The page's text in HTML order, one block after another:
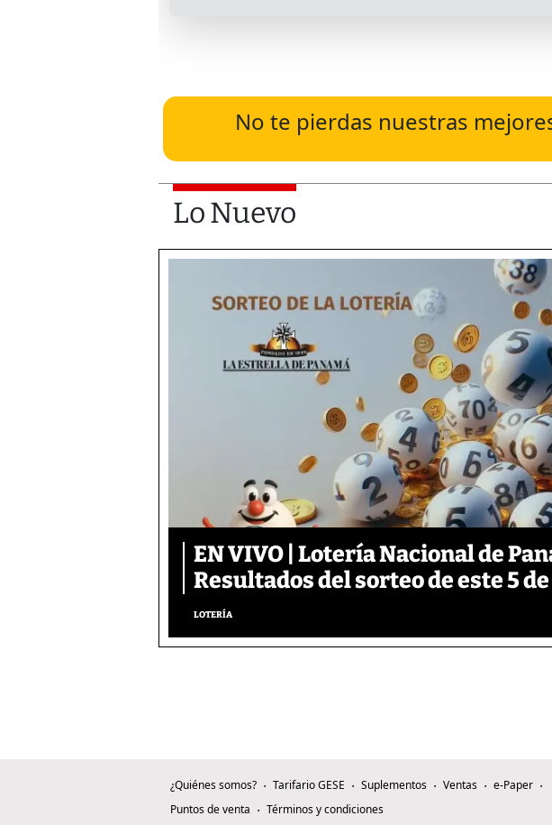
No te pierdas nuestras
Lo Nuevo
EN VIVO | Lotería Nacional de
Resultados del sorteo de este 5
LOTERÍA
¿Quiénes somos? Tarifario GESE Suplementos Ventas
e-Paper
Puntos de venta
Términos y condiciones